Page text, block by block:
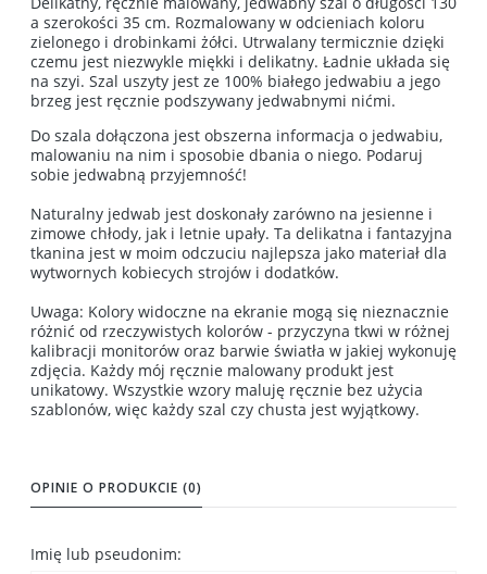
a szerokości 35 cm. Rozmalowany w odcieniach koloru
zielonego i drobinkami żółci. Utrwalany termicznie dzięki
czemu jest niezwykle miękki i delikatny. Ładnie układa się
na szyi. Szal uszyty jest ze 100% białego jedwabiu a jego
brzeg jest ręcznie podszywany jedwabnymi nićmi.
Do szala dołączona jest obszerna informacja o jedwabiu,
malowaniu na nim i sposobie dbania o niego. Podaruj
sobie jedwabną przyjemność!
Naturalny jedwab jest doskonały zarówno na jesienne i
zimowe chłody, jak i letnie upały. Ta delikatna i fantazyjna
tkanina jest w moim odczuciu najlepsza jako materiał dla
wytwornych kobiecych strojów i dodatków.
Uwaga: Kolory widoczne na ekranie mogą się nieznacznie
różnić od rzeczywistych kolorów - przyczyna tkwi w różnej
kalibracji monitorów oraz barwie światła w jakiej wykonuję
zdjęcia. Każdy mój ręcznie malowany produkt jest
unikatowy. Wszystkie wzory maluję ręcznie bez użycia
szablonów, więc każdy szal czy chusta jest wyjątkowy.
OPINIE O PRODUKCIE (0)
Imię lub pseudonim: